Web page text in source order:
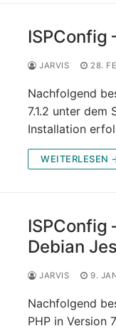
ISPConfig
JARVIS 28.
Nachfolgend
7.1.2 unter dem
Installation
WEITERLESEN
ISPConfig
Debian
JARVIS 9.
Nachfolgend
PHP in Version